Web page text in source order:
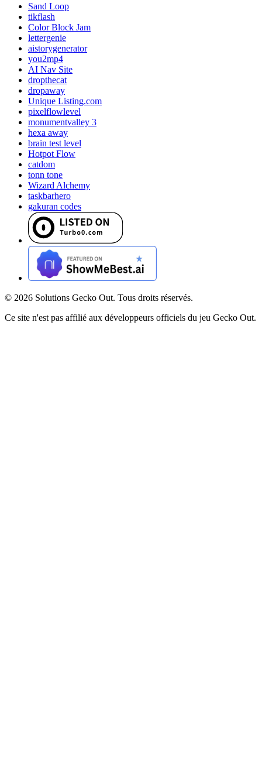
Sand Loop
tikflash
Color Block Jam
lettergenie
aistorygenerator
you2mp4
AI Nav Site
dropthecat
dropaway
Unique Listing.com
pixelflowlevel
monumentvalley 3
hexa away
brain test level
Hotpot Flow
catdom
tonn tone
Wizard Alchemy
taskbarhero
gakuran codes
© 2026 Solutions Gecko Out. Tous droits réservés.
Ce site n'est pas affilié aux développeurs officiels du jeu Gecko Out.